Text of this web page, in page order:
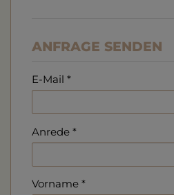
ANFRAGE SENDEN
E-Mail
Anrede
Vorname